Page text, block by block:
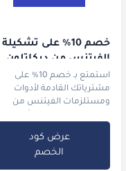
خصم 10% على تشكيلة
الفيتنس من ديكاتلون
استمتع بـ خصم 10% على
مشترياتك القادمة لأدوات
ومستلزمات الفيتنس من
عرض كود
الخصم